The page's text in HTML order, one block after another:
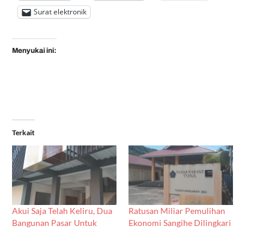
Surat elektronik
Menyukai ini:
Terkait
Akui Saja Telah Keliru, Dua
Bangunan Pasar Untuk
Ratusan Miliar Pemulihan
Ekonomi Sangihe Dilingkari